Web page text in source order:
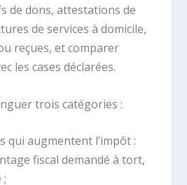
de dons, attestations de
de services à domicile,
reçues, et comparer
les cases déclarées.
trois catégories :
qui augmentent l’impôt :
fiscal demandé à tort,